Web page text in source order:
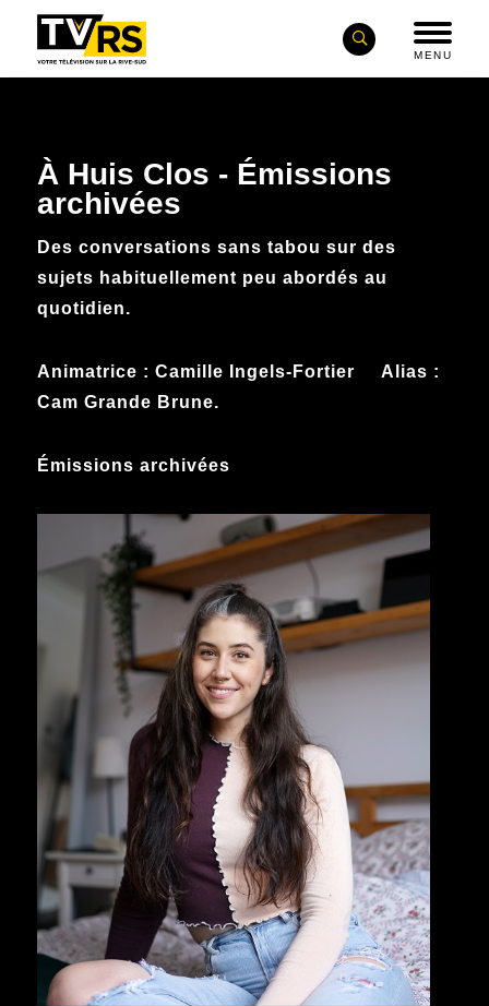
MENU
À Huis Clos - Émissions
archivées
Des conversations sans tabou sur des
sujets habituellement peu abordés au
quotidien.
Animatrice : Camille Ingels-Fortier Alias :
Cam Grande Brune.
Émissions archivées